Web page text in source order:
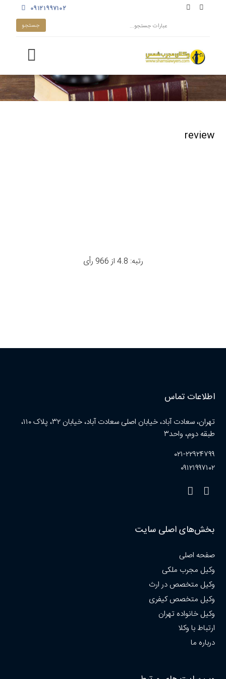
۰۹۱۲۱۹۹۷۱۰۲
review
رتبه: 4.8 از 966 رأی
اطلاعات تماس
تهران، سعادت آباد، خیابان اصلی سعادت آباد، خیابان ۳۲، پلاک ۱۱۰،
طبقه دوم، واحد۳
۰۲۱-۲۲۹۲۴۷۹۹
۰۹۱۲۱۹۹۷۱۰۲
بخش‌های اصلی سایت
صفحه اصلی
وکیل مجرب ملکی
وکیل متخصص در ارث
وکیل متخصص کیفری
وکیل خانواده تهران
ارتباط با وکلا
درباره ما